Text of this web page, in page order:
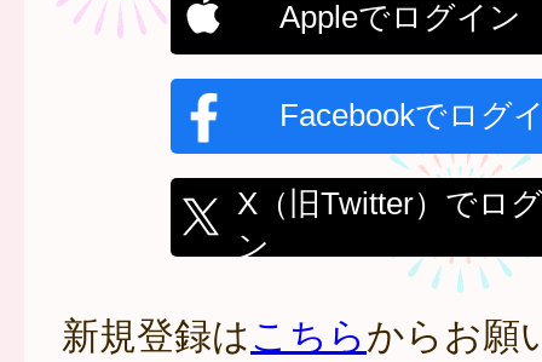
Appleでログイン
Facebookでログ
X（旧Twitter）でロ
ン
新規登録はこちらからお願